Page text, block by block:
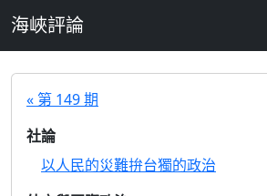
海峽評論
« 第 149 期
社論
以人民的災難拚台獨的政治